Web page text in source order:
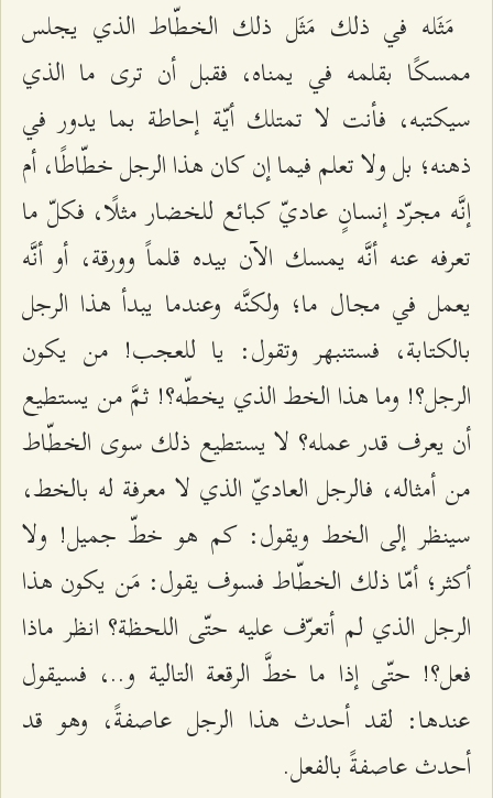
مَثَله في ذلك مَثَل ذلك الخطّاط الذي يجلس
ممسكًا بقلمه في يمناه، فقبل أن ترى ما الذي
سيكتبه، فأنت لا تمتلك أيّة إحاطة بما يدور في
ذهنه؛ بل ولا تعلم فيما إن كان هذا الرجل خطّاطًا، أم
إنَّه مجرّد إنسانٍ عاديّ كبائع للخضار مثلًا، فكلّ ما
تعرفه عنه أنَّه يمسك الآن بيده قلماً وورقة، أو أنَّه
يعمل في مجال ما؛ ولكنَّه وعندما يبدأ هذا الرجل
بالكتابة، فستنبهر وتقول: يا للعجب! من يكون
الرجل؟! وما هذا الخط الذي يخطّه؟! ثمَّ من يستطيع
أن يعرف قدر عمله؟ لا يستطيع ذلك سوى الخطّاط
من أمثاله، فالرجل العاديّ الذي لا معرفة له بالخط،
سينظر إلى الخط ويقول: كم هو خطّ جميل! ولا
أكثر؛ أمّا ذلك الخطّاط فسوف يقول: مَن يكون هذا
الرجل الذي لم أتعرّف عليه حتّى اللحظة؟ انظر ماذا
فعل؟! حتّى إذا ما خطَّ الرقعة التالية و..، فسيقول
عندها: لقد أحدث هذا الرجل عاصفةً، وهو قد
أحدث عاصفةً بالفعل.